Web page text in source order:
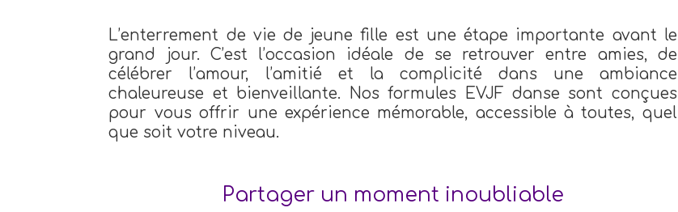
L’enterrement de vie de jeune fille est une étape importante avant le
grand jour. C’est l’occasion idéale de se retrouver entre amies, de
célébrer l’amour, l’amitié et la complicité dans une ambiance
chaleureuse et bienveillante. Nos formules EVJF danse sont conçues
pour vous offrir une expérience mémorable, accessible à toutes, quel
que soit votre niveau.
Partager un moment inoubliable